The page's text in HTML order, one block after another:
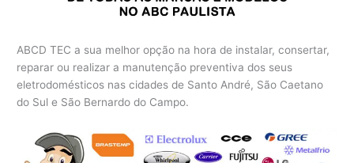
ABCD TEC a sua melhor opção na hora de instalar, consertar,
reparar ou realizar a manutenção preventiva dos seus
eletrodomésticos nas cidades de Santo André, São Caetano
do Sul e São Bernardo do Campo.